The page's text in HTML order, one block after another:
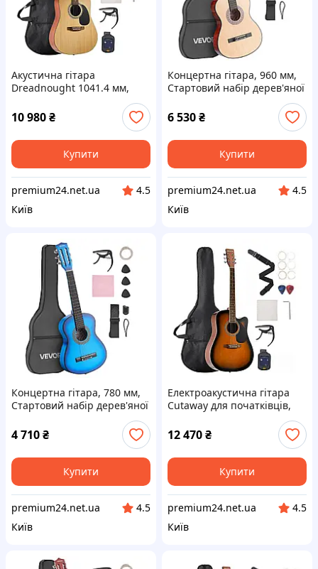
Акустична гітара
Dreadnought 1041.4 мм,
комплект для початківців,
для дорослих, натуральна
Vevor 517150
10 980₴
Купити
premium24.net.ua
4.5
Київ
Концертна гітара, 960 мм,
Стартовий набір дерев'яної
початківців, з нейлоновими
струнами, чохол, Vevor
517112
6 530₴
Купити
premium24.net.ua
4.5
Київ
Концертна гітара, 780 мм,
Стартовий набір дерев'яної
початківців, з нейлоновими
струнами, чохол, Vevor
517106
4 710₴
Купити
premium24.net.ua
4.5
Київ
Електроакустична гітара
Cutaway для початківців,
1041,4 мм (41 дюйм), для
дорослих, колір Sunburst
Vevor 517145
12 470₴
Купити
premium24.net.ua
4.5
Київ